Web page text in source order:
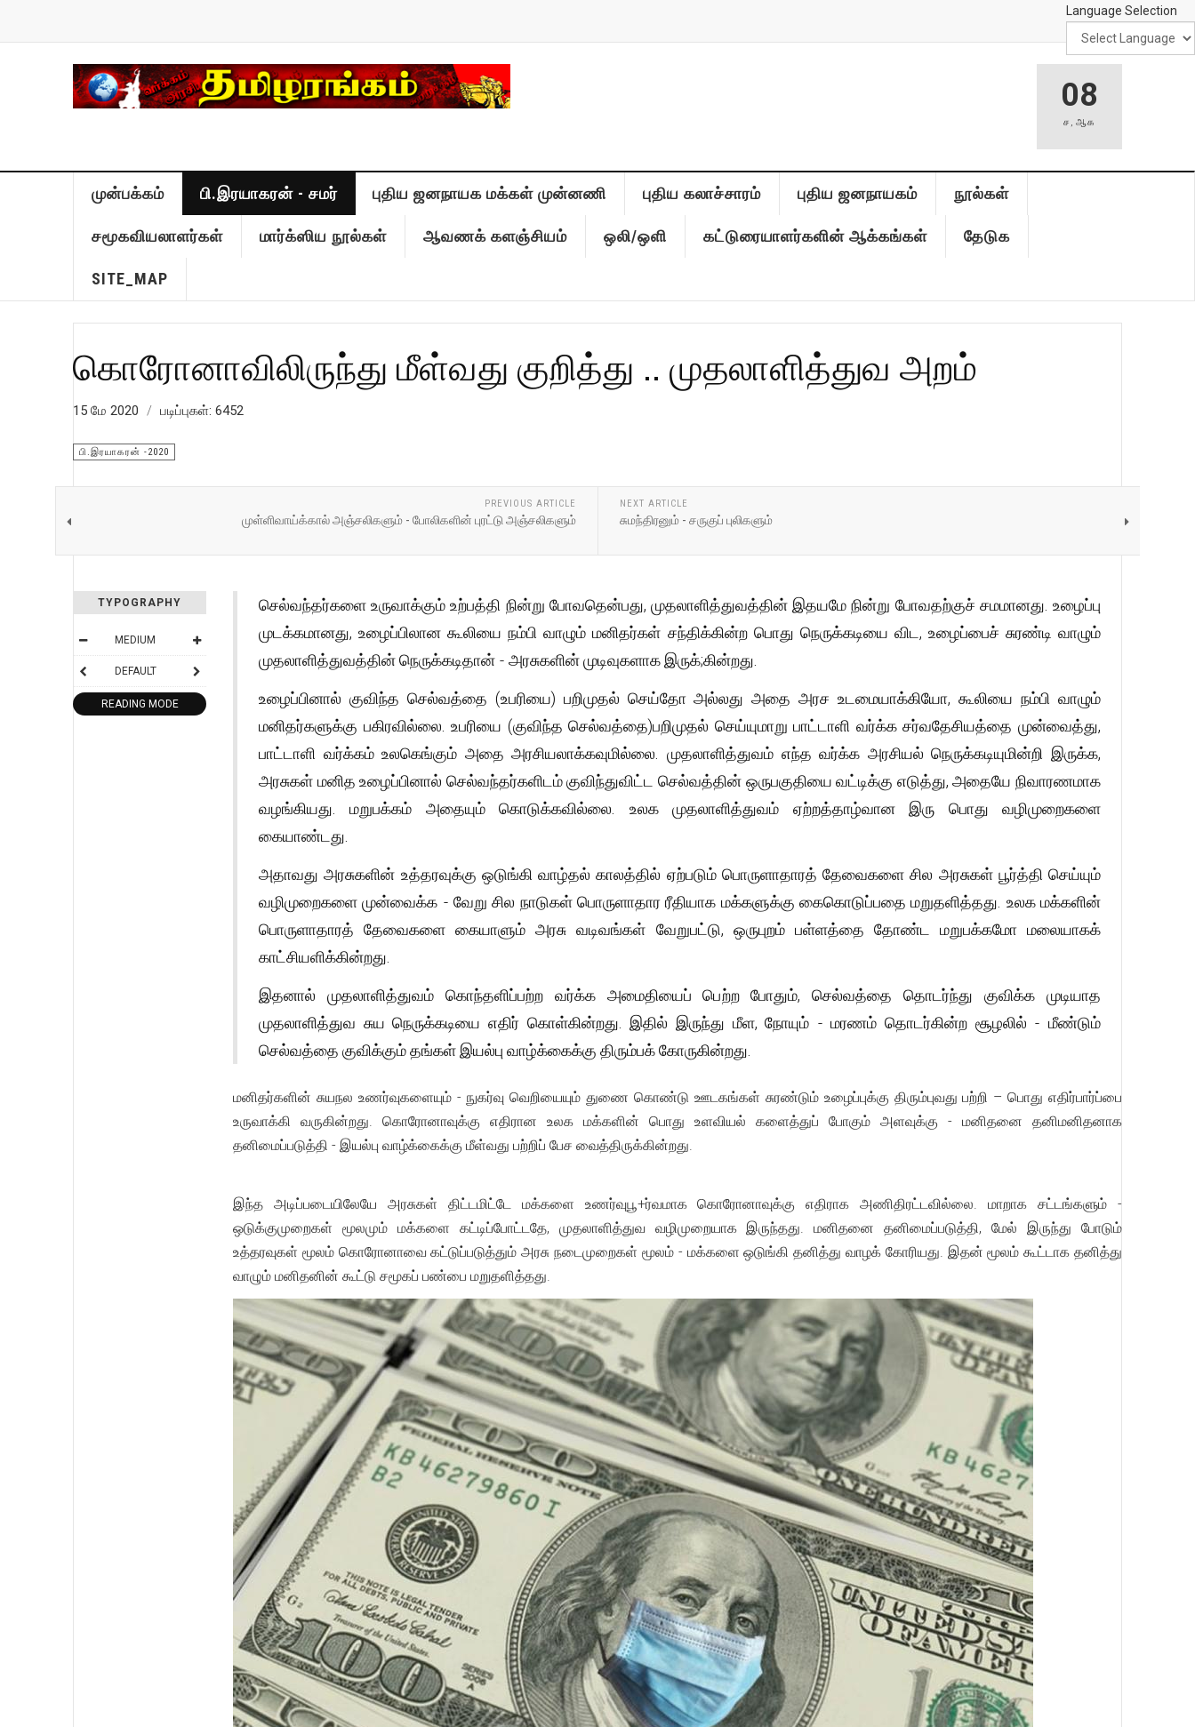
Language Selection
08
ச , ஆக
முன்பக்கம் பி.இரயாகரன் - சமர் புதிய ஜனநாயக மக்கள் முன்னணி புதிய கலாச்சாரம் புதிய ஜனநாயகம் நூல்கள்
சமூகவியலாளர்கள் மார்க்ஸிய நூல்கள் ஆவணக் களஞ்சியம் ஒலி/ஒளி கட்டுரையாளர்களின் ஆக்கங்கள் தேடுக
SITE_MAP
கொரோனாவிலிருந்து மீள்வது குறித்து .. முதலாளித்துவ அறம்
15 மே 2020 படிப்புகள்: 6452
பி.இரயாகரன் -2020
PREVIOUS ARTICLE
முள்ளிவாய்க்கால் அஞ்சலிகளும் - போலிகளின் புரட்டு அஞ்சலிகளும்
NEXT ARTICLE
சுமந்திரனும் - சருகுப் புலிகளும்
TYPOGRAPHY
MEDIUM
DEFAULT
READING MODE
செல்வந்தர்களை உருவாக்கும் உற்பத்தி நின்று போவதென்பது, முதலாளித்துவத்தின் இதயமே நின்று போவதற்குச் சமமானது. உழைப்பு
முடக்கமானது, உழைப்பிலான கூலியை நம்பி வாழும் மனிதர்கள் சந்திக்கின்ற பொது நெருக்கடியை விட, உழைப்பைச் சுரண்டி வாழும்
முதலாளித்துவத்தின் நெருக்கடிதான் - அரசுகளின் முடிவுகளாக இருக்;கின்றது.
உழைப்பினால் குவிந்த செல்வத்தை (உபரியை) பறிமுதல் செய்தோ அல்லது அதை அரச உடமையாக்கியோ, கூலியை நம்பி வாழும்
மனிதர்களுக்கு பகிரவில்லை. உபரியை (குவிந்த செல்வத்தை)பறிமுதல் செய்யுமாறு பாட்டாளி வர்க்க சர்வதேசியத்தை முன்வைத்து,
பாட்டாளி வர்க்கம் உலகெங்கும் அதை அரசியலாக்கவுமில்லை. முதலாளித்துவம் எந்த வர்க்க அரசியல் நெருக்கடியுமின்றி இருக்க,
அரசுகள் மனித உழைப்பினால் செல்வந்தர்களிடம் குவிந்துவிட்ட செல்வத்தின் ஒருபகுதியை வட்டிக்கு எடுத்து, அதையே நிவாரணமாக
வழங்கியது. மறுபக்கம் அதையும் கொடுக்கவில்லை. உலக முதலாளித்துவம் ஏற்றத்தாழ்வான இரு பொது வழிமுறைகளை
கையாண்டது.
அதாவது அரசுகளின் உத்தரவுக்கு ஒடுங்கி வாழ்தல் காலத்தில் ஏற்படும் பொருளாதாரத் தேவைகளை சில அரசுகள் பூர்த்தி செய்யும்
வழிமுறைகளை முன்வைக்க - வேறு சில நாடுகள் பொருளாதார ரீதியாக மக்களுக்கு கைகொடுப்பதை மறுதளித்தது. உலக மக்களின்
பொருளாதாரத் தேவைகளை கையாளும் அரசு வடிவங்கள் வேறுபட்டு, ஒருபுறம் பள்ளத்தை தோண்ட மறுபக்கமோ மலையாகக்
காட்சியளிக்கின்றது.
இதனால் முதலாளித்துவம் கொந்தளிப்பற்ற வர்க்க அமைதியைப் பெற்ற போதும், செல்வத்தை தொடர்ந்து குவிக்க முடியாத
முதலாளித்துவ சுய நெருக்கடியை எதிர் கொள்கின்றது. இதில் இருந்து மீள, நோயும் - மரணம் தொடர்கின்ற சூழலில் - மீண்டும்
செல்வத்தை குவிக்கும் தங்கள் இயல்பு வாழ்க்கைக்கு திரும்பக் கோருகின்றது.
மனிதர்களின் சுயநல உணர்வுகளையும் - நுகர்வு வெறியையும் துணை கொண்டு ஊடகங்கள் சுரண்டும் உழைப்புக்கு திரும்புவது பற்றி – பொது எதிர்பார்ப்பை
உருவாக்கி வருகின்றது. கொரோனாவுக்கு எதிரான உலக மக்களின் பொது உளவியல் களைத்துப் போகும் அளவுக்கு - மனிதனை தனிமனிதனாக
தனிமைப்படுத்தி - இயல்பு வாழ்க்கைக்கு மீள்வது பற்றிப் பேச வைத்திருக்கின்றது.
இந்த அடிப்படையிலேயே அரசுகள் திட்டமிட்டே மக்களை உணர்வுபூ+ர்வமாக கொரோனாவுக்கு எதிராக அணிதிரட்டவில்லை. மாறாக சட்டங்களும் -
ஒடுக்குமுறைகள் மூலமும் மக்களை கட்டிப்போட்டதே, முதலாளித்துவ வழிமுறையாக இருந்தது. மனிதனை தனிமைப்படுத்தி, மேல் இருந்து போடும்
உத்தரவுகள் மூலம் கொரோனாவை கட்டுப்படுத்தும் அரசு நடைமுறைகள் மூலம் - மக்களை ஒடுங்கி தனித்து வாழக் கோரியது. இதன் மூலம் கூட்டாக தனித்து
வாழும் மனிதனின் கூட்டு சமூகப் பண்பை மறுதளித்தது.